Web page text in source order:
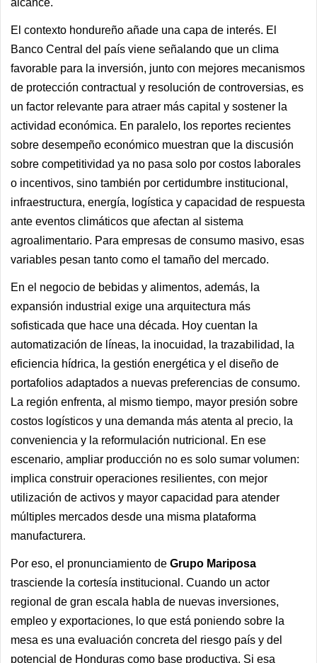
alcance.
El contexto hondureño añade una capa de interés. El
Banco Central del país viene señalando que un clima
favorable para la inversión, junto con mejores mecanismos
de protección contractual y resolución de controversias, es
un factor relevante para atraer más capital y sostener la
actividad económica. En paralelo, los reportes recientes
sobre desempeño económico muestran que la discusión
sobre competitividad ya no pasa solo por costos laborales
o incentivos, sino también por certidumbre institucional,
infraestructura, energía, logística y capacidad de respuesta
ante eventos climáticos que afectan al sistema
agroalimentario. Para empresas de consumo masivo, esas
variables pesan tanto como el tamaño del mercado.
En el negocio de bebidas y alimentos, además, la
expansión industrial exige una arquitectura más
sofisticada que hace una década. Hoy cuentan la
automatización de líneas, la inocuidad, la trazabilidad, la
eficiencia hídrica, la gestión energética y el diseño de
portafolios adaptados a nuevas preferencias de consumo.
La región enfrenta, al mismo tiempo, mayor presión sobre
costos logísticos y una demanda más atenta al precio, la
conveniencia y la reformulación nutricional. En ese
escenario, ampliar producción no es solo sumar volumen:
implica construir operaciones resilientes, con mejor
utilización de activos y mayor capacidad para atender
múltiples mercados desde una misma plataforma
manufacturera.
Por eso, el pronunciamiento de Grupo Mariposa
trasciende la cortesía institucional. Cuando un actor
regional de gran escala habla de nuevas inversiones,
empleo y exportaciones, lo que está poniendo sobre la
mesa es una evaluación concreta del riesgo país y del
potencial de Honduras como base productiva. Si esa